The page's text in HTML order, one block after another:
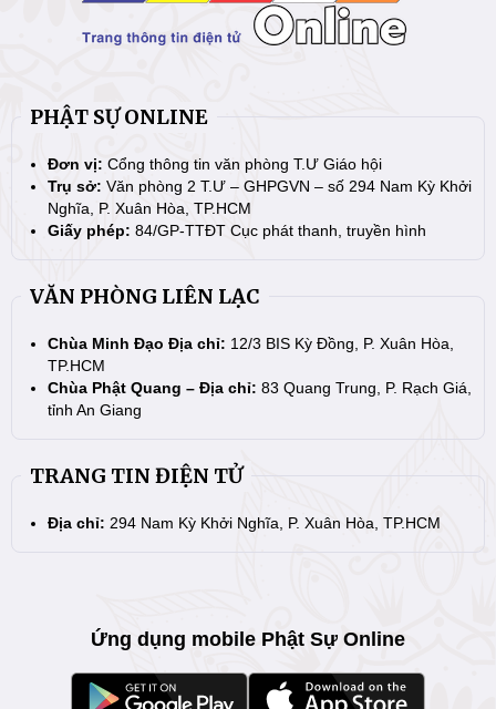
PHẬT SỰ ONLINE
Đơn vị: Cổng thông tin văn phòng T.Ư Giáo hội
Trụ sở: Văn phòng 2 T.Ư – GHPGVN – số 294 Nam Kỳ Khởi
Nghĩa, P. Xuân Hòa, TP.HCM
Giấy phép: 84/GP-TTĐT Cục phát thanh, truyền hình
VĂN PHÒNG LIÊN LẠC
Chùa Minh Đạo Địa chỉ: 12/3 BIS Kỳ Đồng, P. Xuân Hòa,
TP.HCM
Chùa Phật Quang – Địa chỉ: 83 Quang Trung, P. Rạch Giá,
tỉnh An Giang
TRANG TIN ĐIỆN TỬ
Địa chỉ: 294 Nam Kỳ Khởi Nghĩa, P. Xuân Hòa, TP.HCM
Ứng dụng mobile Phật Sự Online